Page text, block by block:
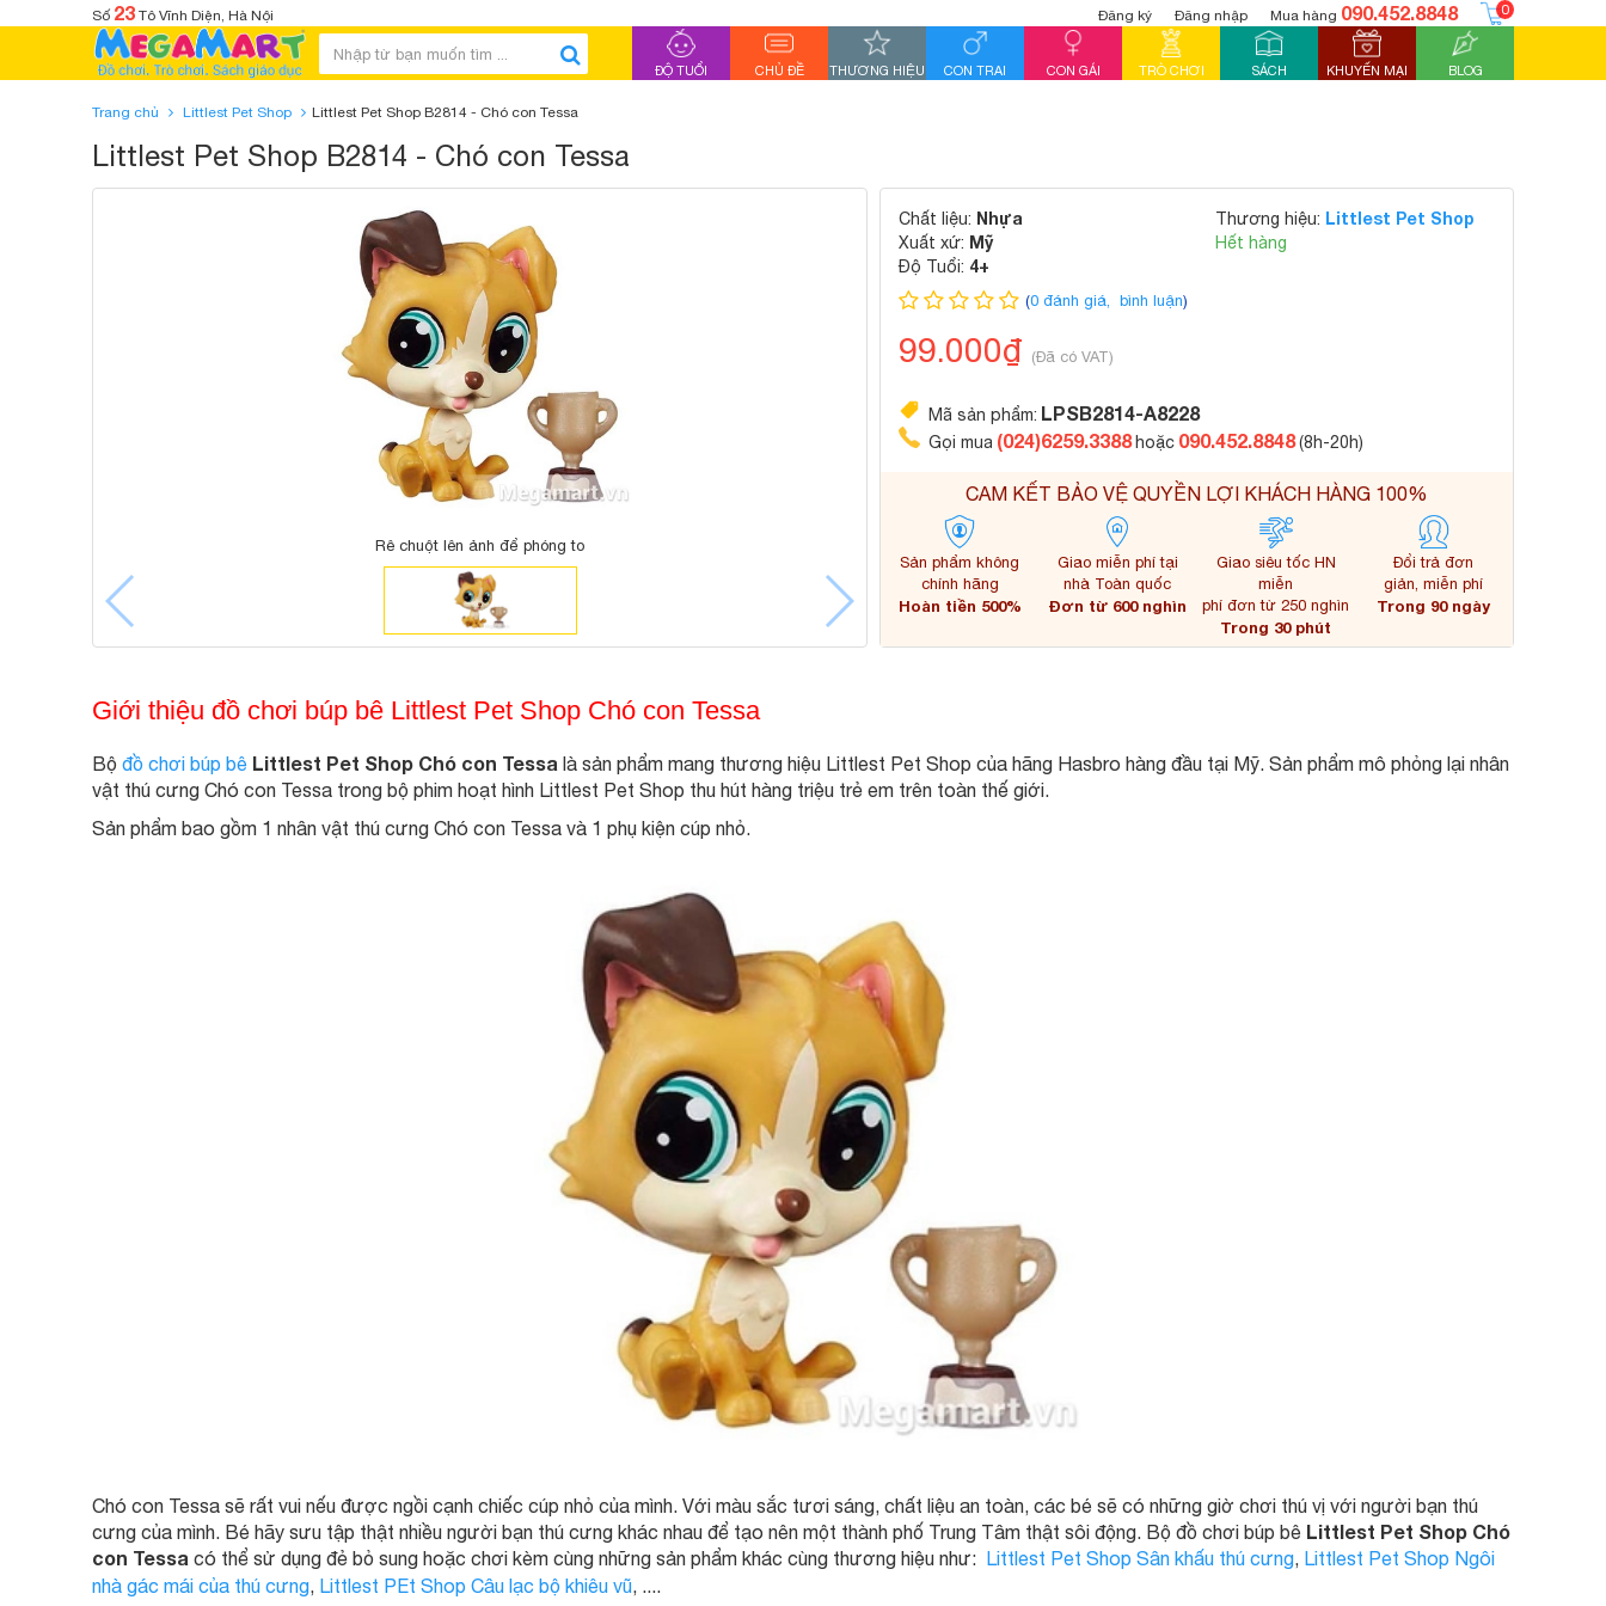
Số 23 Tô Vĩnh Diện, Hà Nội Đăng ký Đăng nhập Mua hàng 090.452.8848 0
ĐỘ TUỔI CHỦ ĐỀ THƯƠNG HIỆU CON TRAI CON GÁI TRÒ CHƠI SÁCH KHUYẾN MẠI BLOG
Trang chủ Littlest Pet Shop Littlest Pet Shop B2814 - Chó con Tessa
Littlest Pet Shop B2814 - Chó con Tessa
Rê chuột lên ảnh để phóng to
Chất liệu: Nhựa
Xuất xứ: Mỹ
Độ Tuổi: 4+
Thương hiệu: Littlest Pet Shop
Hết hàng
(0 đánh giá, bình luận)
99.000₫ (Đã có VAT)
CAM KẾT BẢO VỆ QUYỀN LỢI KHÁCH HÀNG 100%
Sản phẩm không
chính hãng
Hoàn tiền 500%
Giao miễn phí tại
nhà Toàn quốc
Đơn từ 600 nghìn
Giao siêu tốc HN
miễn
phí đơn từ 250 nghìn
Trong 30 phút
Đổi trả đơn
giản, miễn phí
Trong 90 ngày
Mã sản phẩm: LPSB2814-A8228
Gọi mua (024)6259.3388 hoặc 090.452.8848(8h-20h)
Giới thiệu đồ chơi búp bê Littlest Pet Shop Chó con Tessa
Bộ đồ chơi búp bê Littlest Pet Shop Chó con Tessa là sản phẩm mang thương hiệu Littlest Pet Shop của hãng Hasbro hàng đầu tại Mỹ. Sản phẩm mô phỏng lại nhân
vật thú cưng Chó con Tessa trong bộ phim hoạt hình Littlest Pet Shop thu hút hàng triệu trẻ em trên toàn thế giới.
Sản phẩm bao gồm 1 nhân vật thú cưng Chó con Tessa và 1 phụ kiện cúp nhỏ.
Chó con Tessa sẽ rất vui nếu được ngồi cạnh chiếc cúp nhỏ của mình. Với màu sắc tươi sáng, chất liệu an toàn, các bé sẽ có những giờ chơi thú vị với người bạn thú
cưng của mình. Bé hãy sưu tập thật nhiều người bạn thú cưng khác nhau để tạo nên một thành phố Trung Tâm thật sôi động. Bộ đồ chơi búp bê Littlest Pet Shop Chó
con Tessa có thể sử dụng đẻ bỏ sung hoặc chơi kèm cùng những sản phẩm khác cùng thương hiệu như: Littlest Pet Shop Sân khấu thú cưng, Littlest Pet Shop Ngôi
nhà gác mái của thú cưng, Littlest PEt Shop Câu lạc bộ khiêu vũ, ....